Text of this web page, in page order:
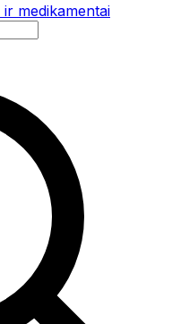
medikamentai